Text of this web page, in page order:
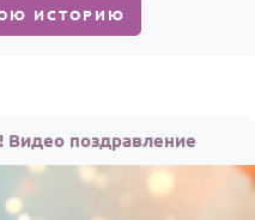
ИСТОРИЮ
поздравление